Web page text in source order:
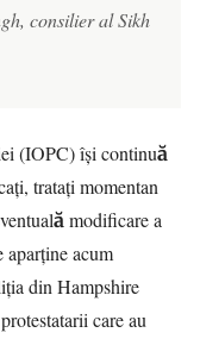
consilier al Sikh
(IOPC) își continuă
tratați momentan
modificare a
aparține acum
din Hampshire
care au